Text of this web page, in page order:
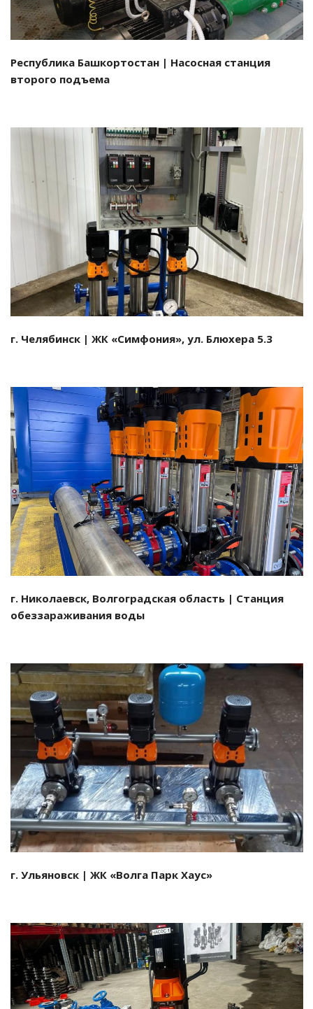
Республика Башкортостан | Насосная станция
второго подъема
Смотреть проект
г. Челябинск | ЖК «Симфония», ул. Блюхера 5.3
Смотреть проект
г. Николаевск, Волгоградская область | Станция
обеззараживания воды
Смотреть проект
г. Ульяновск | ЖК «Волга Парк Хаус»